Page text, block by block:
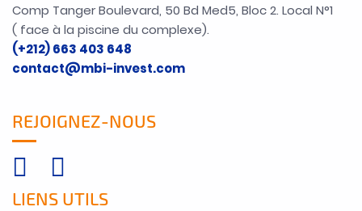
Comp Tanger Boulevard, 50 Bd Med5, Bloc 2. Local N°1
( face à la piscine du complexe).
(+212) 663 403 648
contact@mbi-invest.com
REJOIGNEZ-NOUS
LIENS UTILS